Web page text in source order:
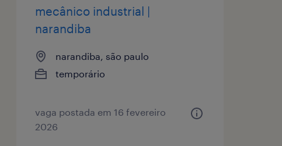
mecânico industrial |
narandiba
narandiba, são paulo
temporário
vaga postada em 16 fevereiro
2026